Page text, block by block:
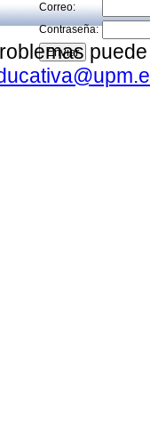
Correo:
Contraseña: